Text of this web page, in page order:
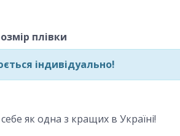
плівки
індивідуально!
як одна з кращих в Україні!